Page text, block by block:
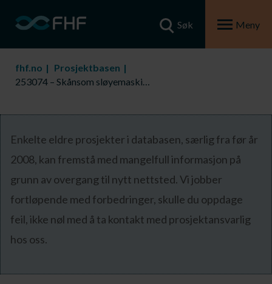
Søk Meny
fhf.no
Prosjektbasen
253074 – Skånsom sløyemaskin ferskfisktrålere - videreutvikling
Enkelte eldre prosjekter i databasen, særlig fra før år
2008, kan fremstå med mangelfull informasjon på
grunn av overgang til nytt nettsted. Vi jobber
fortløpende med forbedringer, skulle du oppdage
feil, ikke nøl med å ta kontakt med prosjektansvarlig
hos oss.